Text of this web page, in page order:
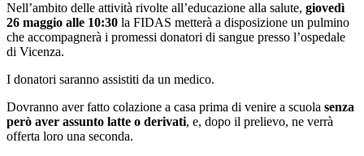
Nell’ambito delle attività rivolte all’educazione alla salute, giovedì
26 maggio alle 10:30 la FIDAS metterà a disposizione un pulmino
che accompagnerà i promessi donatori di sangue presso l’ospedale
di Vicenza.
I donatori saranno assistiti da un medico.
Dovranno aver fatto colazione a casa prima di venire a scuola senza
però aver assunto latte o derivati, e, dopo il prelievo, ne verrà
offerta loro una seconda.